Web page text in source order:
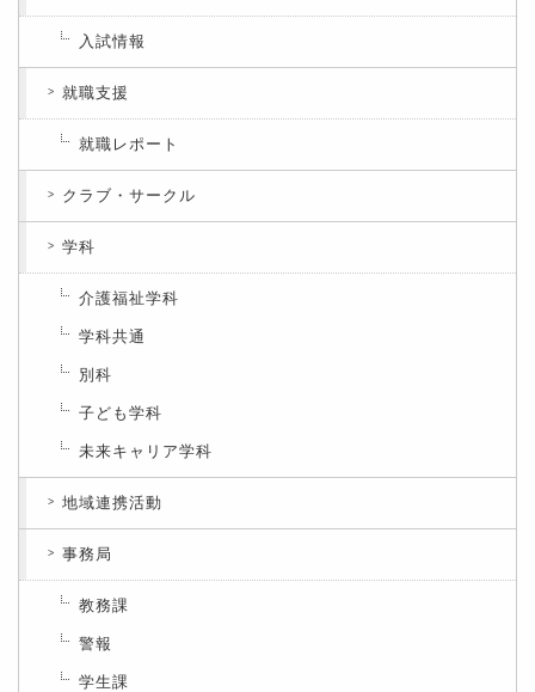
入試情報
就職支援
就職レポート
クラブ・サークル
学科
介護福祉学科
学科共通
別科
子ども学科
未来キャリア学科
地域連携活動
事務局
教務課
警報
学生課